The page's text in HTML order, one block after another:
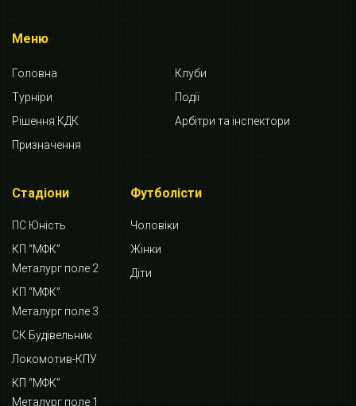
Меню
Головна
Клуби
Турніри
Події
Рішення КДК
Арбітри та інспектори
Призначення
Стадіони
ПС Юність
КП “МФК”
Металург поле 2
КП “МФК”
Металург поле 3
СК Будівельник
Локомотив-КПУ
КП “МФК”
Металург поле 1
Футболісти
Чоловіки
Жінки
Діти